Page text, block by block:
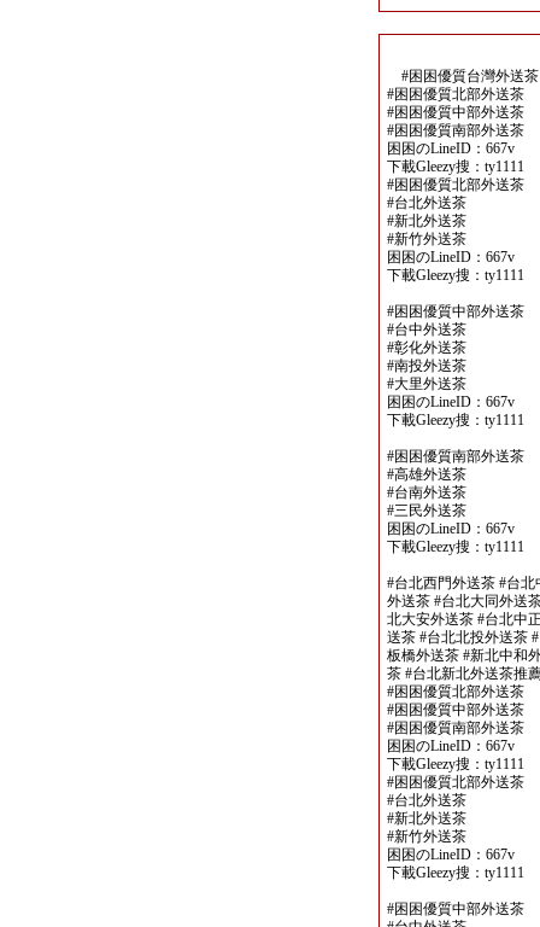
#困困優質台灣外送茶
#困困優質北部外送茶
#困困優質中部外送茶
#困困優質南部外送茶
困困のLineID：667v
下載Gleezy搜：ty1111
#困困優質北部外送茶
#台北外送茶
#新北外送茶
#新竹外送茶
困困のLineID：667v
下載Gleezy搜：ty1111
#困困優質中部外送茶
#台中外送茶
#彰化外送茶
#南投外送茶
#大里外送茶
困困のLineID：667v
下載Gleezy搜：ty1111
#困困優質南部外送茶
#高雄外送茶
#台南外送茶
#三民外送茶
困困のLineID：667v
下載Gleezy搜：ty1111
#台北西門外送茶 #台
外送茶 #台北大同外送
北大安外送茶 #台北中
送茶 #台北北投外送茶
板橋外送茶 #新北中和
茶 #台北新北外送茶推
#困困優質北部外送茶
#困困優質中部外送茶
#困困優質南部外送茶
困困のLineID：667v
下載Gleezy搜：ty1111
#困困優質北部外送茶
#台北外送茶
#新北外送茶
#新竹外送茶
困困のLineID：667v
下載Gleezy搜：ty1111
#困困優質中部外送茶